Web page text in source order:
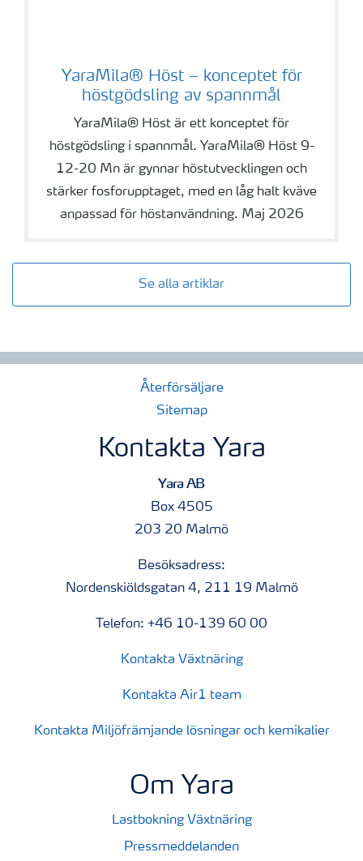
YaraMila® Höst – konceptet för
höstgödsling av spannmål
YaraMila® Höst är ett konceptet för
höstgödsling i spannmål. YaraMila® Höst 9-
12-20 Mn är gynnar höstutvecklingen och
stärker fosforupptaget, med en låg halt kväve
anpassad för höstanvändning. Maj 2026
Se alla artiklar
Återförsäljare
Sitemap
Kontakta Yara
Yara AB
Box 4505
203 20 Malmö
Besöksadress:
Nordenskiöldsgatan 4, 211 19 Malmö
Telefon: +46 10-139 60 00
Kontakta Växtnäring
Kontakta Air1 team
Kontakta Miljöfrämjande lösningar och kemikalier
Om Yara
Lastbokning Växtnäring
Pressmeddelanden